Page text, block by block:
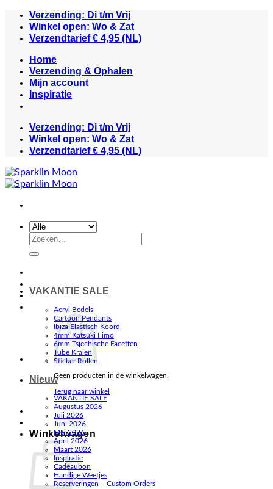
naar
inhoud
Verzending: Di t/m Vrij
Winkel open: Wo & Zat
Verzendtarief € 4,95 (NL)
Home
Verzending & Ophalen
Mijn account
Inspiratie
Verzending: Di t/m Vrij
Winkel open: Wo & Zat
Verzendtarief € 4,95 (NL)
Zoeken
Geen producten in de winkelwagen.
Terug naar winkel
Winkelwagen
VAKANTIE SALE
Acryl Bedels
Cartoon Pendants
Ibiza Elastisch Koord
4mm Katsuki Fimo
6mm Tsjechische Facetten
Tube Kralen
Sticker Rollen
Nieuw
VAKANTIE SALE
Augustus 2026
Juli 2026
Juni 2026
Mei 2026
April 2026
Maart 2026
Inspiratie
Cadeaubon
Handige Weetjes
Reserveringen – Custom Orders